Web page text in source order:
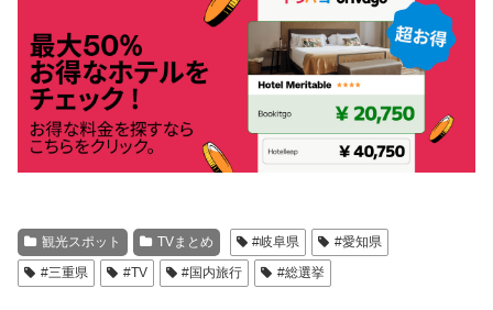
観光スポット TVまとめ #岐阜県
#愛知県
#三重県
#TV #国内旅行 #総選挙